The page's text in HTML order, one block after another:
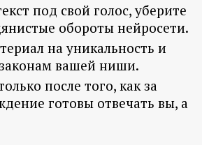
под свой голос, уберите
обороты нейросети.
на уникальность и
законам вашей ниши.
после того, как за
готовы отвечать вы, а